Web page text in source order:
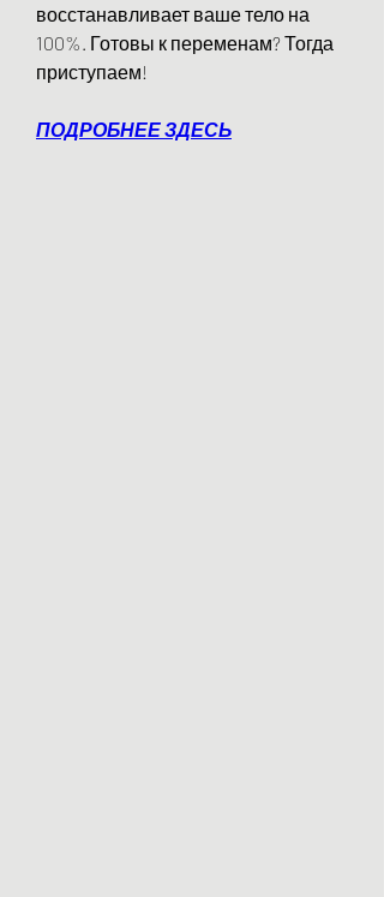
восстанавливает ваше тело на
100%. Готовы к переменам? Тогда
приступаем!
ПОДРОБНЕЕ ЗДЕСЬ